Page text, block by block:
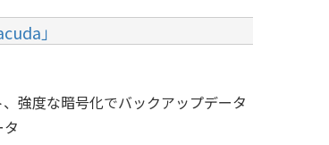
」
強度な暗号化でバックアップデータ